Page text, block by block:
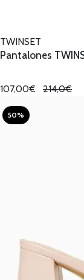
TWINSET
Pantalones
107,00€ 214,0€
50%